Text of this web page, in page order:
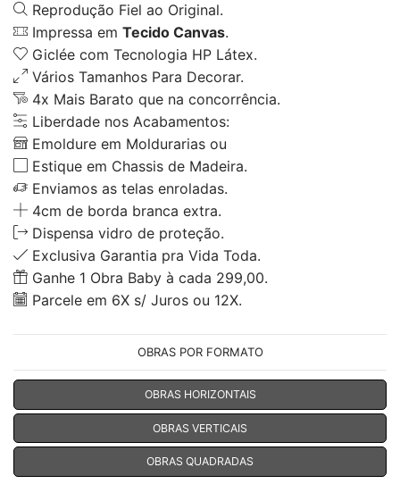
Reprodução Fiel ao Original.
Impressa em Tecido Canvas.
Giclée com Tecnologia HP Látex.
Vários Tamanhos Para Decorar.
4x Mais Barato que na concorrência.
Liberdade nos Acabamentos:
Emoldure em Moldurarias ou
Estique em Chassis de Madeira.
Enviamos as telas enroladas.
4cm de borda branca extra.
Dispensa vidro de proteção.
Exclusiva Garantia pra Vida Toda.
Ganhe 1 Obra Baby à cada 299,00.
Parcele em 6X s/ Juros ou 12X.
OBRAS POR FORMATO
OBRAS HORIZONTAIS
OBRAS VERTICAIS
OBRAS QUADRADAS